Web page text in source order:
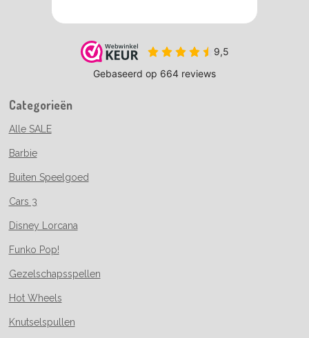
Categorieën
Alle SALE
Barbie
Buiten Speelgoed
Cars 3
Disney Lorcana
Funko Pop!
Gezelschapsspellen
Hot Wheels
Knutselspullen